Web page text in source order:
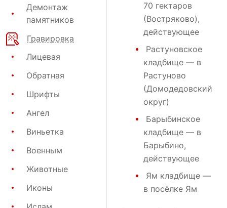
Демонтаж
памятников
Гравировка
Лицевая
Обратная
Шрифты
Ангел
Виньетка
Военным
Животные
Иконы
70 гектаров
(Востряково),
действующее
Растуновское
кладбище — в
Растуново
(Домодедовский
округ)
Барыбинское
кладбище — в
Барыбино,
действующее
Ям кладбище —
в посёлке Ям